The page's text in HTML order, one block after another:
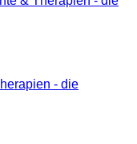
- die